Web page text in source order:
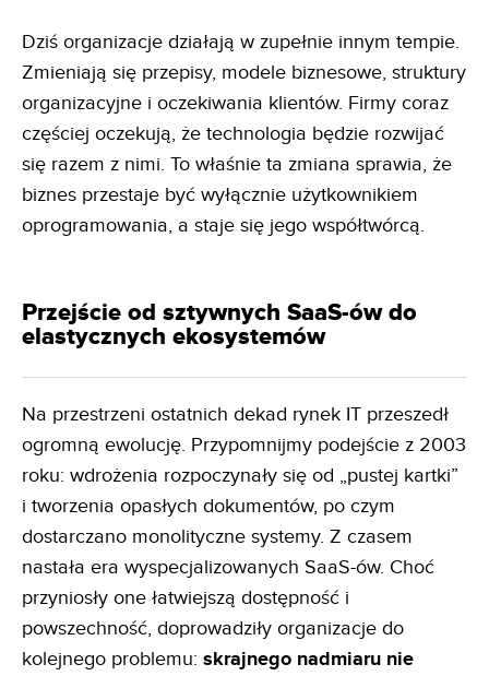
Dziś organizacje działają w zupełnie innym tempie.
Zmieniają się przepisy, modele biznesowe, struktury
organizacyjne i oczekiwania klientów. Firmy coraz
częściej oczekują, że technologia będzie rozwijać
się razem z nimi. To właśnie ta zmiana sprawia, że
biznes przestaje być wyłącznie użytkownikiem
oprogramowania, a staje się jego współtwórcą.
Przejście od sztywnych SaaS-ów do
elastycznych ekosystemów
Na przestrzeni ostatnich dekad rynek IT przeszedł
ogromną ewolucję. Przypomnijmy podejście z 2003
roku: wdrożenia rozpoczynały się od „pustej kartki”
i tworzenia opasłych dokumentów, po czym
dostarczano monolityczne systemy. Z czasem
nastała era wyspecjalizowanych SaaS-ów. Choć
przyniosły one łatwiejszą dostępność i
powszechność, doprowadziły organizacje do
kolejnego problemu: skrajnego nadmiaru nie